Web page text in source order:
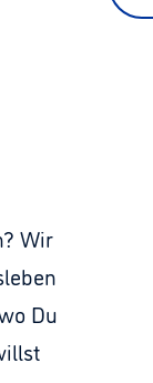
Wir
Du